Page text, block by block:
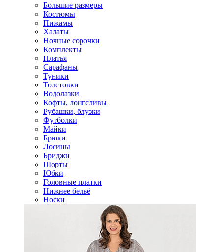
Большие размеры
Костюмы
Пижамы
Халаты
Ночные сорочки
Комплекты
Платья
Сарафаны
Туники
Толстовки
Водолазки
Кофты, лонгсливы
Рубашки, блузки
Футболки
Майки
Брюки
Лосины
Бриджи
Шорты
Юбки
Головные платки
Нижнее бельё
Носки